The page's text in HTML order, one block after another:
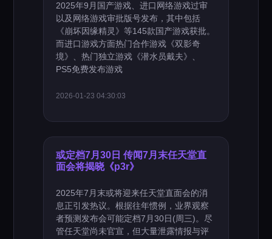
2025年9月国产游戏、进口网络游戏过审
以及网络游戏审批版号发布，其中包括
《崩坏因缘精灵》等145款国产游戏获批。
而进口游戏方面热门合作游戏《双影奇
境》、热门独立游戏《潜水员戴夫》、
PS5免费发布游戏
2026-01-23 04:30:03
或定档7月30日 传闻7月末任天堂直
面会将揭晓《p3r》
2025年7月末或将迎来任天堂直面会的消
息正引发热议。根据往年惯例，业界观察
者预测发布会可能定档7月30日(周三)。尽
管任天堂尚未官宣，但大量泄露情报与评